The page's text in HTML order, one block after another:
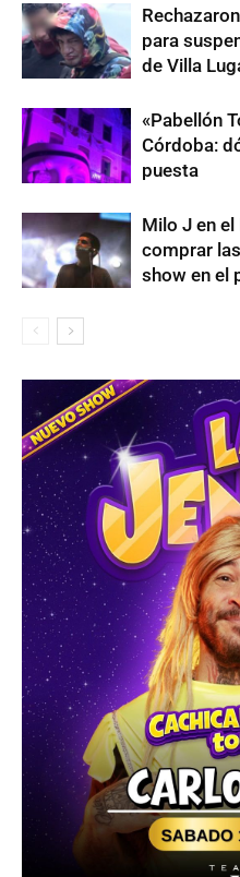
para
de Villa
«Pabellón
Córdoba:
puesta
Milo J en
comprar
show en el